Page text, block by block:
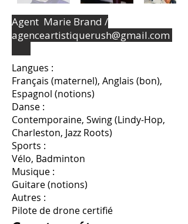
Agent Marie Brand /
agenceartistiquerush@gmail.com
Langues :
Français (maternel), Anglais (bon),
Espagnol (notions)
Danse :
Contemporaine, Swing (Lindy-Hop,
Charleston, Jazz Roots)
Sports :
Vélo, Badminton
Musique :
Guitare (notions)
Autres :
Pilote de drone certifié